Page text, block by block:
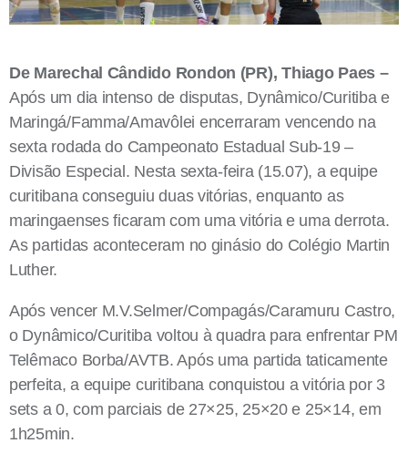
De Marechal Cândido Rondon (PR), Thiago Paes –
Após um dia intenso de disputas, Dynâmico/Curitiba e
Maringá/Famma/Amavôlei encerraram vencendo na
sexta rodada do Campeonato Estadual Sub-19 –
Divisão Especial. Nesta sexta-feira (15.07), a equipe
curitibana conseguiu duas vitórias, enquanto as
maringaenses ficaram com uma vitória e uma derrota.
As partidas aconteceram no ginásio do Colégio Martin
Luther.
Após vencer M.V.Selmer/Compagás/Caramuru Castro,
o Dynâmico/Curitiba voltou à quadra para enfrentar PM
Telêmaco Borba/AVTB. Após uma partida taticamente
perfeita, a equipe curitibana conquistou a vitória por 3
sets a 0, com parciais de 27×25, 25×20 e 25×14, em
1h25min.